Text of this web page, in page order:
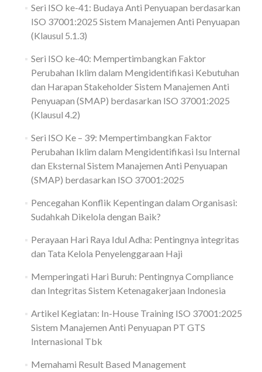
Seri ISO ke-41: Budaya Anti Penyuapan berdasarkan
ISO 37001:2025 Sistem Manajemen Anti Penyuapan
(Klausul 5.1.3)
Seri ISO ke-40: Mempertimbangkan Faktor
Perubahan Iklim dalam Mengidentifikasi Kebutuhan
dan Harapan Stakeholder Sistem Manajemen Anti
Penyuapan (SMAP) berdasarkan ISO 37001:2025
(Klausul 4.2)
Seri ISO Ke – 39: Mempertimbangkan Faktor
Perubahan Iklim dalam Mengidentifikasi Isu Internal
dan Eksternal Sistem Manajemen Anti Penyuapan
(SMAP) berdasarkan ISO 37001:2025
Pencegahan Konflik Kepentingan dalam Organisasi:
Sudahkah Dikelola dengan Baik?
Perayaan Hari Raya Idul Adha: Pentingnya integritas
dan Tata Kelola Penyelenggaraan Haji
Memperingati Hari Buruh: Pentingnya Compliance
dan Integritas Sistem Ketenagakerjaan Indonesia
Artikel Kegiatan: In-House Training ISO 37001:2025
Sistem Manajemen Anti Penyuapan PT GTS
Internasional Tbk
Memahami Result Based Management